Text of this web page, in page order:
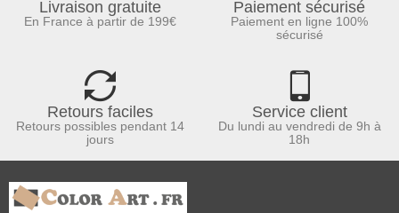
Livraison gratuite
En France à partir de 199€
Paiement sécurisé
Paiement en ligne 100%
sécurisé
Retours faciles
Retours possibles pendant 14
jours
Service client
Du lundi au vendredi de 9h à
18h